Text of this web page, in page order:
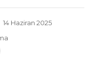
14 Haziran 2025